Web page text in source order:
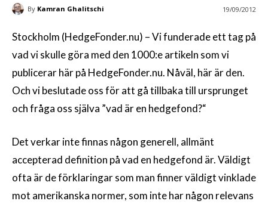
By Kamran Ghalitschi 19/09/2012
Stockholm (HedgeFonder.nu) – Vi funderade ett tag på
vad vi skulle göra med den 1000:e artikeln som vi
publicerar här på HedgeFonder.nu. Nåväl, här är den.
Och vi beslutade oss för att gå tillbaka till ursprunget
och fråga oss själva ”vad är en hedgefond?“
Det verkar inte finnas någon generell, allmänt
accepterad definition på vad en hedgefond är. Väldigt
ofta är de förklaringar som man finner väldigt vinklade
mot amerikanska normer, som inte har någon relevans